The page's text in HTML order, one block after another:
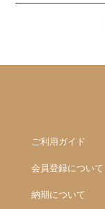
ご利用ガイド
会員登録について
納期について